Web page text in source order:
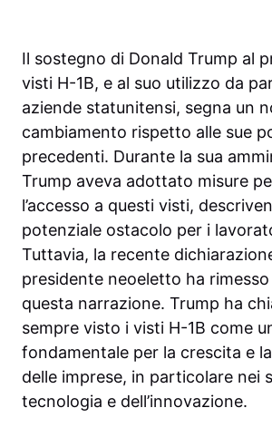
Il sostegno di Donald Trump al
visti H-1B, e al suo utilizzo da
aziende statunitensi, segna un
cambiamento rispetto alle sue
precedenti. Durante la sua
Trump aveva adottato misure
l’accesso a questi visti,
potenziale ostacolo per i
Tuttavia, la recente
presidente neoeletto ha
questa narrazione. Trump ha
sempre visto i visti H-1B come
fondamentale per la crescita e
delle imprese, in particolare nei
tecnologia e dell’innovazione.